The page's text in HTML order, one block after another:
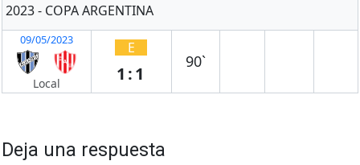
2023 - COPA ARGENTINA
09/05/2023
Local
E
1:1
90`
Deja una respuesta